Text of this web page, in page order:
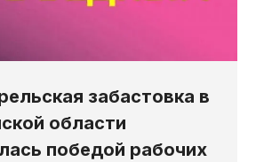
забастовка в
области
победой рабочих